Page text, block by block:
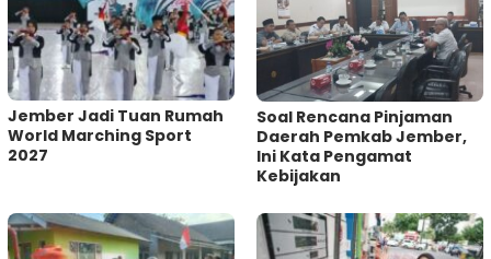
Jember Jadi Tuan Rumah
World Marching Sport
2027
‎Soal Rencana Pinjaman
Daerah Pemkab Jember,
Ini Kata Pengamat
Kebijakan ‎